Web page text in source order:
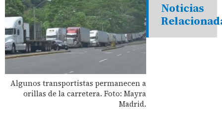
Algunos transportistas permanecen a
orillas de la carretera. Foto: Mayra
Madrid.
Noticias